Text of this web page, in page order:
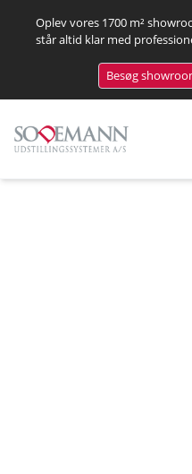
Oplev vores 1700 m²
står altid klar med
Besøg